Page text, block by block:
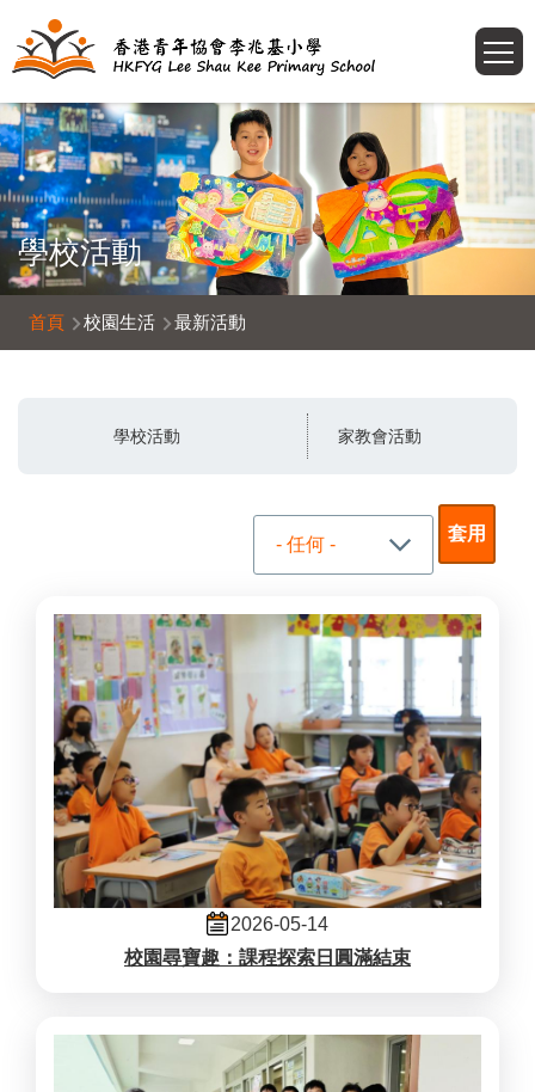
移至主內容
學校活動
導
航
首頁 校園生活 最新活動
學校活動 家教會活動
2026-05-14
校園尋寶趣：課程探索日圓滿結束